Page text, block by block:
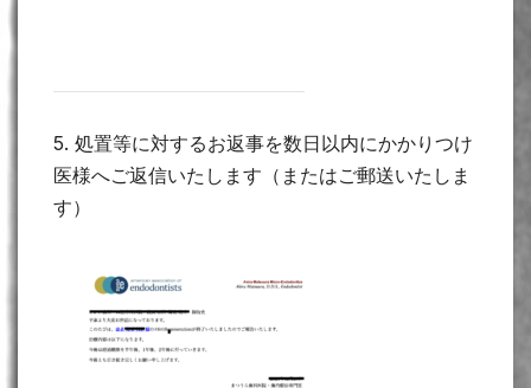
5. 処置等に対するお返事を数日以内にかかりつけ
医様へご返信いたします（またはご郵送いたしま
す）